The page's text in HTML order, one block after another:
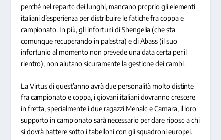
perché nel reparto dei lunghi, mancano proprio gli elementi
italiani d’esperienza per distribuire le fatiche fra coppa e
campionato. In più, gli infortuni di Shengelia (che sta
comunque recuperando in palestra) e di Abass (il suo
infortunio al momento non prevede una data certa per il
rientro), non aiutano sicuramente la gestione dei cambi.
La Virtus di quest’anno avrà due personalità molto distinte
fra campionato e coppa, i giovani italiani dovranno crescere
in fretta, specialmente i due ragazzi Menalo e Camara, il loro
supporto in campionato sarà necessario per dare riposo a chi
si dovrà battere sotto i tabelloni con gli squadroni europei.